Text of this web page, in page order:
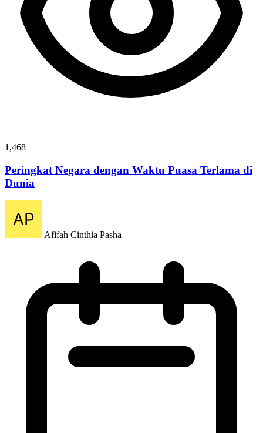
1,468
Peringkat Negara dengan Waktu Puasa Terlama di
Dunia
Afifah Cinthia Pasha